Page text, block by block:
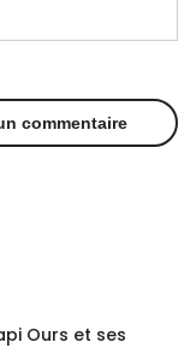
Ours et ses